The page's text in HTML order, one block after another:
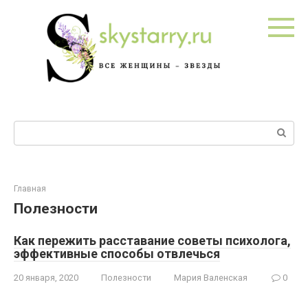
Поиск:
Главная
Полезности
Как пережить расставание советы психолога,
эффективные способы отвлечься
20 января, 2020 Полезности Мария Валенская 0